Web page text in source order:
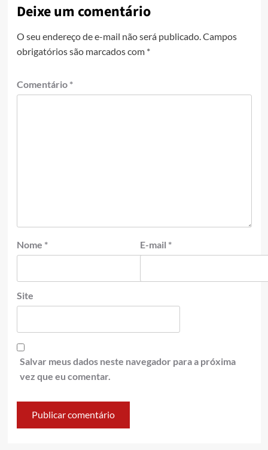
Deixe um comentário
O seu endereço de e-mail não será publicado. Campos
obrigatórios são marcados com *
Comentário *
Nome * E-mail *
Site
Salvar meus dados neste navegador para a próxima
vez que eu comentar.